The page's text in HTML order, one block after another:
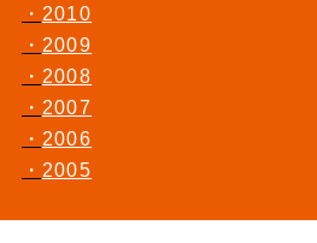
2010
2009
2008
2007
2006
2005